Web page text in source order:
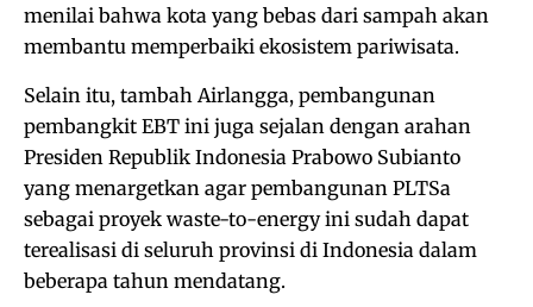
menilai bahwa kota yang bebas dari sampah akan
membantu memperbaiki ekosistem pariwisata.
Selain itu, tambah Airlangga, pembangunan
pembangkit EBT ini juga sejalan dengan arahan
Presiden Republik Indonesia Prabowo Subianto
yang menargetkan agar pembangunan PLTSa
sebagai proyek waste-to-energy ini sudah dapat
terealisasi di seluruh provinsi di Indonesia dalam
beberapa tahun mendatang.